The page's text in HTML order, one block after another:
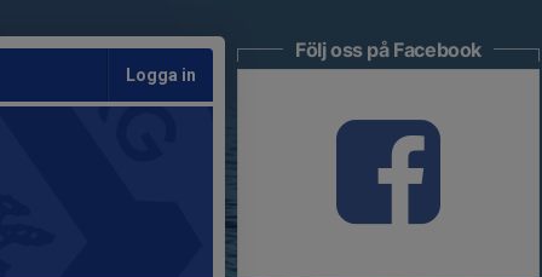
Logga in
Följ oss på Facebook